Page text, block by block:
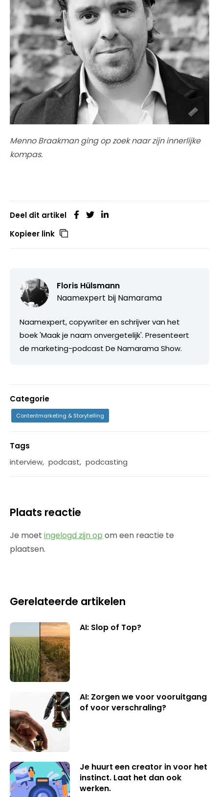
Menno Braakman ging op zoek naar zijn innerlijke
kompas.
Deel dit artikel
Kopieer link
Floris Hülsmann
Naamexpert bij Namarama
Naamexpert, copywriter en schrijver van het
boek 'Maak je naam onvergetelijk'. Presenteert
de marketing-podcast De Namarama Show.
Categorie
Contentmarketing & Storytelling
Tags
interview, podcast, podcasting
Plaats reactie
Je moet ingelogd zijn op om een reactie te
plaatsen.
Gerelateerde artikelen
AI: Slop of Top?
AI: Zorgen we voor vooruitgang
of voor verschraling?
Je huurt een creator in voor het
instinct. Laat het dan ook
werken.